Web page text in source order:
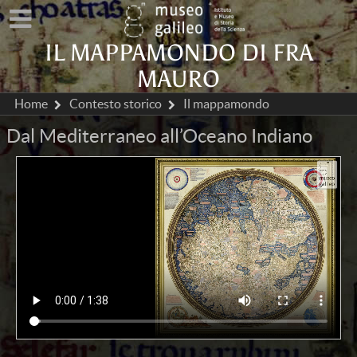
IL MAPPAMONDO DI FRA
MAURO
Home Contesto storico Il mappamondo
Dal Mediterraneo all’Oceano Indiano